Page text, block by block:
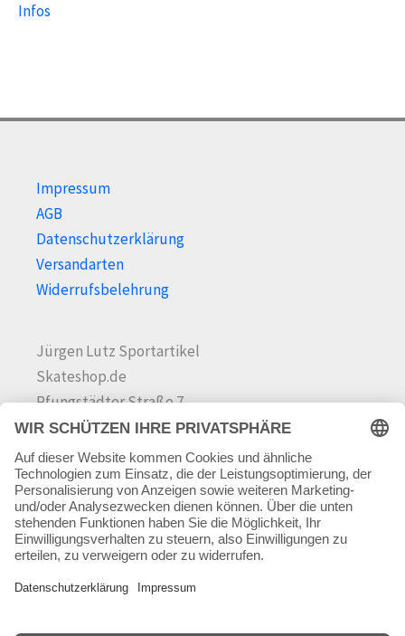
Infos
Impressum
AGB
Datenschutzerklärung
Versandarten
Widerrufsbelehrung
Jürgen Lutz Sportartikel
Skateshop.de
Pfungstädter Straße 7
64342 Seeheim-Jugenheim
Tel.06257 868181
Mail:info@skateshop.de
Warenkorb
Mein Konto